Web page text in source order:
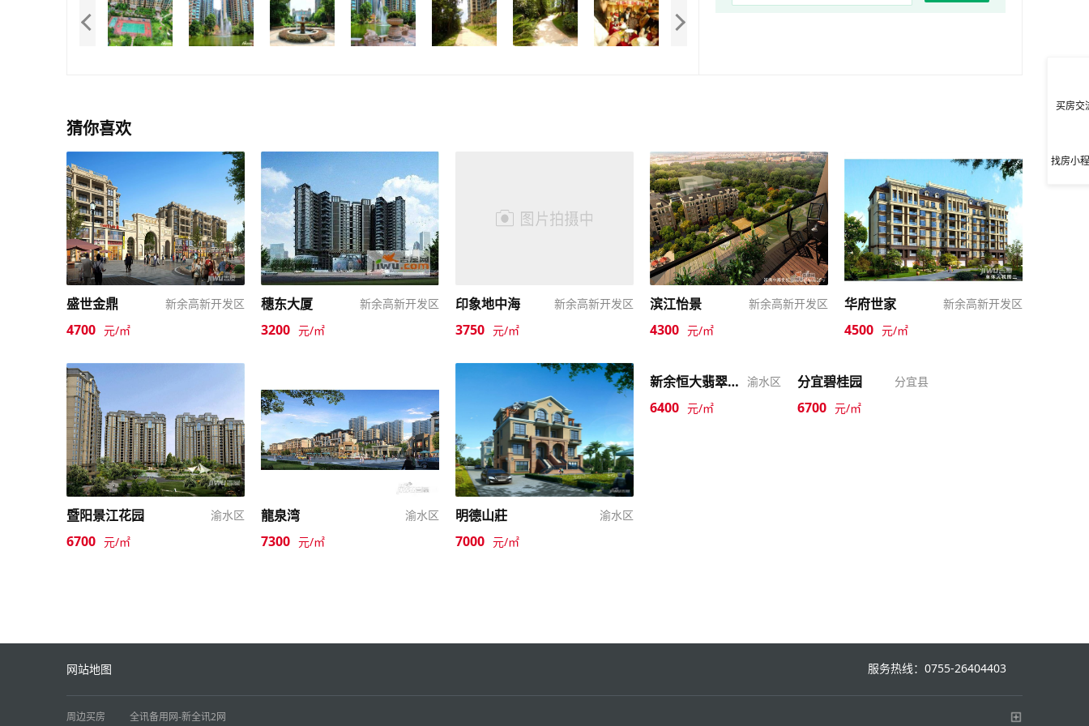
猜你喜欢
盛世金鼎 新余高新开发区
4700 元/㎡
穗东大厦 新余高新开发区
3200 元/㎡
印象地中海 新余高新开发区
3750 元/㎡
滨江怡景 新余高新开发区
4300 元/㎡
华府世家 新余高新开发区
4500 元/㎡
暨阳景江花园 渝水区
6700 元/㎡
龍泉湾 渝水区
7300 元/㎡
明德山莊 渝水区
7000 元/㎡
新余恒大翡翠华庭 渝水区
6400 元/㎡
分宜碧桂园 分宜县
6700 元/㎡
买房交
找房小
服务热线：0755-26404403
网站地图
周边买房 全讯备用网-新全讯2网